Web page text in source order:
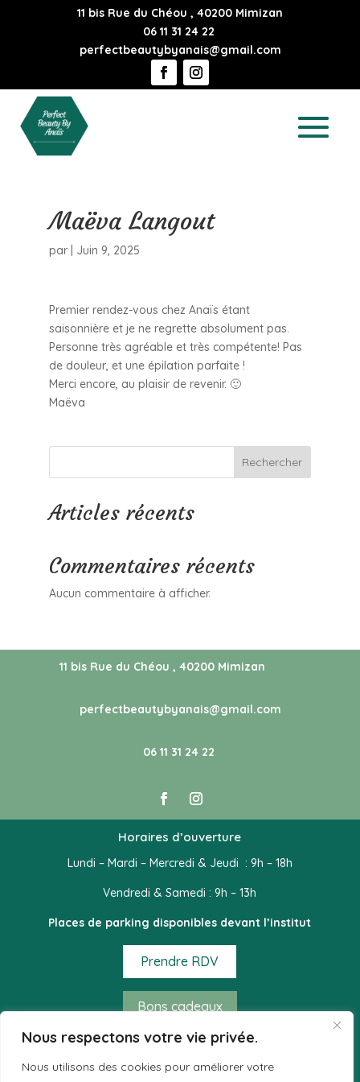
Nous respectons votre vie privée.
Nous utilisons des cookies pour améliorer votre
11 bis Rue du Chéou , 40200 Mimizan
06 11 31 24 22
perfectbeautybyanais@gmail.com
Maëva Langout
par Juin 9, 2025
Premier rendez-vous chez Anaïs étant
saisonnière et je ne regrette absolument pas.
Personne très agréable et très compétente! Pas
de douleur, et une épilation parfaite !
Merci encore, au plaisir de revenir. 🙂
Maëva
Rechercher
Articles récents
Commentaires récents
Aucun commentaire à afficher.
11 bis Rue du Chéou , 40200 Mimizan
perfectbeautybyanais@gmail.com
06 11 31 24 22
Horaires d’ouverture
Lundi – Mardi – Mercredi & Jeudi : 9h – 18h
Vendredi & Samedi : 9h – 13h
Places de parking disponibles devant l’institut
Prendre RDV
Bons cadeaux
Mode de règlement acceptés
– Espèces